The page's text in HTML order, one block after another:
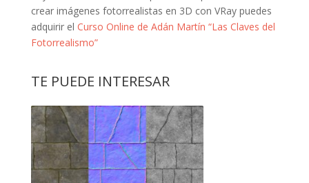
crear imágenes fotorrealistas en 3D con VRay puedes
adquirir el Curso Online de Adán Martín “Las Claves del
Fotorrealismo”
TE PUEDE INTERESAR